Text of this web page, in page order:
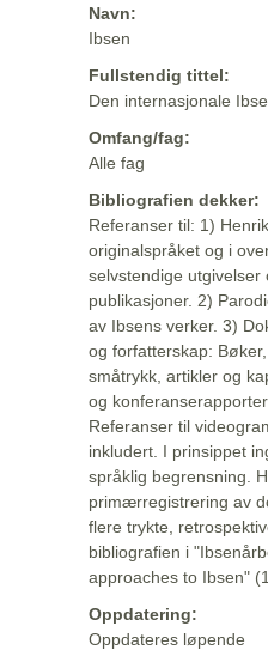
Navn:
Ibsen
Fullstendig tittel:
Den internasjonale
Omfang/fag:
Alle fag
Bibliografien dekker:
Referanser til: 1)
originalspråket og i
selvstendige utgivelser
publikasjoner. 2)
av Ibsens verker. 3)
og forfatterskap:
småtrykk, artikler og
og
Referanser til
inkludert. I prinsippet
språklig begrensning.
primærregistrering av
flere trykte,
bibliografien i
approaches to Ibsen"
Oppdatering:
Oppdateres løpende